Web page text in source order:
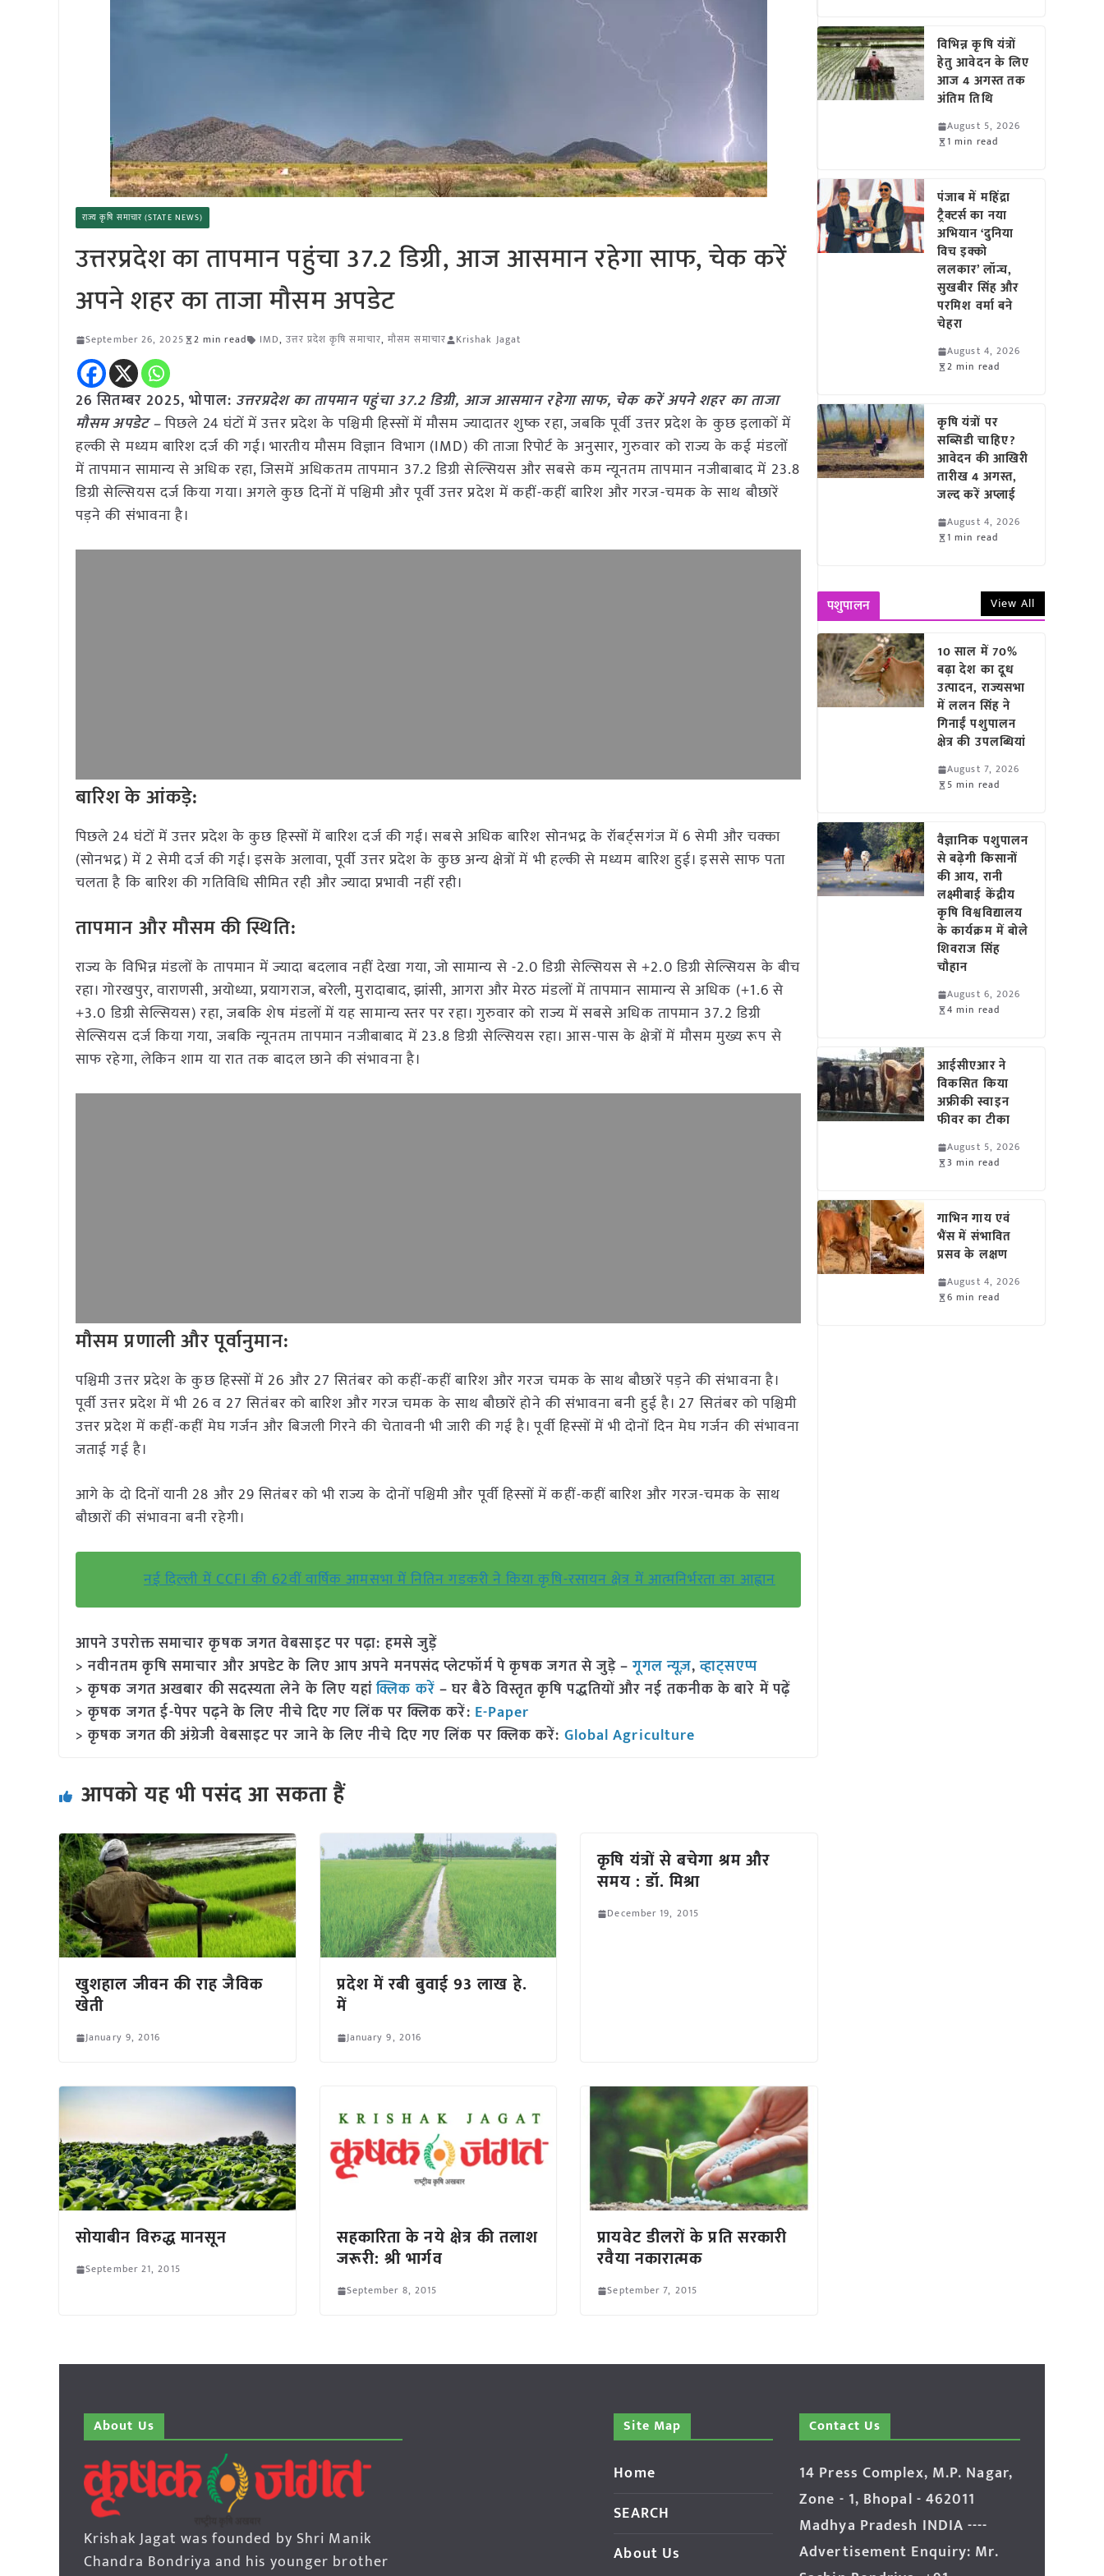
राज्य कृषि समाचार (STATE NEWS)
उत्तरप्रदेश का तापमान पहुंचा 37.2 डिग्री, आज आसमान रहेगा साफ, चेक करें
अपने शहर का ताजा मौसम अपडेट
September 26, 2025 2 min read IMD,उत्तर प्रदेश कृषि समाचार,मौसम समाचार Krishak Jagat
26 सितम्बर 2025, भोपाल: उत्तरप्रदेश का तापमान पहुंचा 37.2 डिग्री, आज आसमान रहेगा साफ, चेक करें अपने शहर का ताजा
मौसम अपडेट –पिछले 24 घंटों में उत्तर प्रदेश के पश्चिमी हिस्सों में मौसम ज्यादातर शुष्क रहा, जबकि पूर्वी उत्तर प्रदेश के कुछ इलाकों में
हल्की से मध्यम बारिश दर्ज की गई। भारतीय मौसम विज्ञान विभाग (IMD) की ताजा रिपोर्ट के अनुसार, गुरुवार को राज्य के कई मंडलों
में तापमान सामान्य से अधिक रहा, जिसमें अधिकतम तापमान 37.2 डिग्री सेल्सियस और सबसे कम न्यूनतम तापमान नजीबाबाद में 23.8
डिग्री सेल्सियस दर्ज किया गया। अगले कुछ दिनों में पश्चिमी और पूर्वी उत्तर प्रदेश में कहीं-कहीं बारिश और गरज-चमक के साथ बौछारें
पड़ने की संभावना है।
बारिश के आंकड़े:
पिछले 24 घंटों में उत्तर प्रदेश के कुछ हिस्सों में बारिश दर्ज की गई। सबसे अधिक बारिश सोनभद्र के रॉबर्ट्सगंज में 6 सेमी और चक्का
(सोनभद्र) में 2 सेमी दर्ज की गई। इसके अलावा, पूर्वी उत्तर प्रदेश के कुछ अन्य क्षेत्रों में भी हल्की से मध्यम बारिश हुई। इससे साफ पता
चलता है कि बारिश की गतिविधि सीमित रही और ज्यादा प्रभावी नहीं रही।
तापमान और मौसम की स्थिति:
राज्य के विभिन्न मंडलों के तापमान में ज्यादा बदलाव नहीं देखा गया, जो सामान्य से -2.0 डिग्री सेल्सियस से +2.0 डिग्री सेल्सियस के बीच
रहा। गोरखपुर, वाराणसी, अयोध्या, प्रयागराज, बरेली, मुरादाबाद, झांसी, आगरा और मेरठ मंडलों में तापमान सामान्य से अधिक (+1.6 से
+3.0 डिग्री सेल्सियस) रहा, जबकि शेष मंडलों में यह सामान्य स्तर पर रहा। गुरुवार को राज्य में सबसे अधिक तापमान 37.2 डिग्री
सेल्सियस दर्ज किया गया, जबकि न्यूनतम तापमान नजीबाबाद में 23.8 डिग्री सेल्सियस रहा। आस-पास के क्षेत्रों में मौसम मुख्य रूप से
साफ रहेगा, लेकिन शाम या रात तक बादल छाने की संभावना है।
मौसम प्रणाली और पूर्वानुमान:
पश्चिमी उत्तर प्रदेश के कुछ हिस्सों में 26 और 27 सितंबर को कहीं-कहीं बारिश और गरज चमक के साथ बौछारें पड़ने की संभावना है।
पूर्वी उत्तर प्रदेश में भी 26 व 27 सितंबर को बारिश और गरज चमक के साथ बौछारें होने की संभावना बनी हुई है। 27 सितंबर को पश्चिमी
उत्तर प्रदेश में कहीं-कहीं मेघ गर्जन और बिजली गिरने की चेतावनी भी जारी की गई है। पूर्वी हिस्सों में भी दोनों दिन मेघ गर्जन की संभावना
जताई गई है।
आगे के दो दिनों यानी 28 और 29 सितंबर को भी राज्य के दोनों पश्चिमी और पूर्वी हिस्सों में कहीं-कहीं बारिश और गरज-चमक के साथ
बौछारों की संभावना बनी रहेगी।
नई दिल्ली में CCFI की 62वीं वार्षिक आमसभा में नितिन गडकरी ने किया कृषि-रसायन क्षेत्र में आत्मनिर्भरता का आह्वान
आपने उपरोक्त समाचार कृषक जगत वेबसाइट पर पढ़ा: हमसे जुड़ें
> नवीनतम कृषि समाचार और अपडेट के लिए आप अपने मनपसंद प्लेटफॉर्म पे कृषक जगत से जुड़े –गूगल न्यूज़,व्हाट्सएप्प
> कृषक जगत अखबार की सदस्यता लेने के लिए यहांक्लिक करें – घर बैठे विस्तृत कृषि पद्धतियों और नई तकनीक के बारे में पढ़ें
> कृषक जगत ई-पेपर पढ़ने के लिए नीचे दिए गए लिंक पर क्लिक करें: E-Paper
> कृषक जगत की अंग्रेजी वेबसाइट पर जाने के लिए नीचे दिए गए लिंक पर क्लिक करें: Global Agriculture
आपको यह भी पसंद आ सकता हैं
खुशहाल जीवन की राह जैविक
खेती
January 9, 2016
प्रदेश में रबी बुवाई 93 लाख हे.
में
January 9, 2016
कृषि यंत्रों से बचेगा श्रम और
समय : डॉ. मिश्रा
December 19, 2015
सोयाबीन विरुद्ध मानसून
September 21, 2015
सहकारिता के नये क्षेत्र की तलाश
जरूरी: श्री भार्गव
September 8, 2015
प्रायवेट डीलरों के प्रति सरकारी
रवैया नकारात्मक
September 7, 2015
विभिन्न कृषि यंत्रों
हेतु आवेदन के लिए
आज 4 अगस्त तक
अंतिम तिथि
August 5, 2026
1 min read
पंजाब में महिंद्रा
ट्रैक्टर्स का नया
अभियान ‘दुनिया
विच इक्को
ललकार’ लॉन्च,
सुखबीर सिंह और
परमिश वर्मा बने
चेहरा
August 4, 2026
2 min read
कृषि यंत्रों पर
सब्सिडी चाहिए?
आवेदन की आखिरी
तारीख 4 अगस्त,
जल्द करें अप्लाई
August 4, 2026
1 min read
पशुपालन View All
10 साल में 70%
बढ़ा देश का दूध
उत्पादन, राज्यसभा
में ललन सिंह ने
गिनाईं पशुपालन
क्षेत्र की उपलब्धियां
August 7, 2026
5 min read
वैज्ञानिक पशुपालन
से बढ़ेगी किसानों
की आय, रानी
लक्ष्मीबाई केंद्रीय
कृषि विश्वविद्यालय
के कार्यक्रम में बोले
शिवराज सिंह
चौहान
August 6, 2026
4 min read
आईसीएआर ने
विकसित किया
अफ्रीकी स्वाइन
फीवर का टीका
August 5, 2026
3 min read
गाभिन गाय एवं
भैंस में संभावित
प्रसव के लक्षण
August 4, 2026
6 min read
About Us
Krishak Jagat was founded by Shri Manik
Chandra Bondriya and his younger brother
Site Map
Home
SEARCH
About Us
Contact Us
14 Press Complex, M.P. Nagar,
Zone - 1, Bhopal - 462011
Madhya Pradesh INDIA ----
Advertisement Enquiry: Mr.